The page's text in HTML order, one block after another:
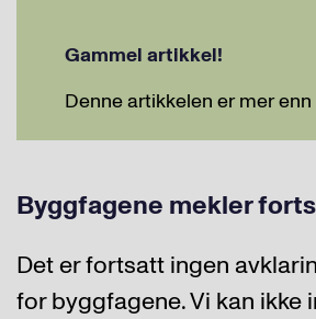
Gammel artikkel!
Denne artikkelen er mer enn
Byggfagene mekler
Det er fortsatt ingen
for byggfagene. Vi kan ikke